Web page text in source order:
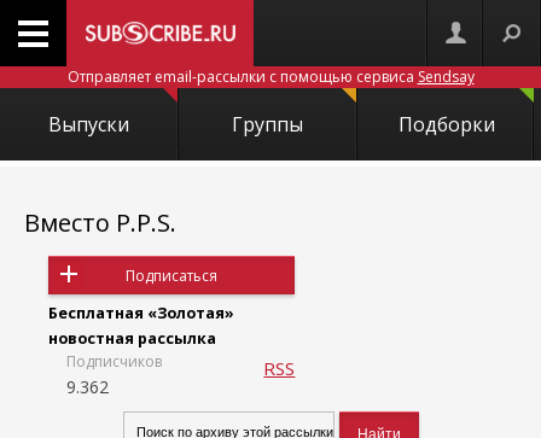
Отправляет email-рассылки с помощью сервиса Sendsay
Выпуски Группы Подборки
Вместо P.P.S.
Подписаться
Бесплатная «Золотая»
новостная рассылка
Подписчиков
9.362
RSS